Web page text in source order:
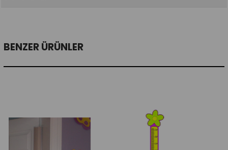
BENZER ÜRÜNLER